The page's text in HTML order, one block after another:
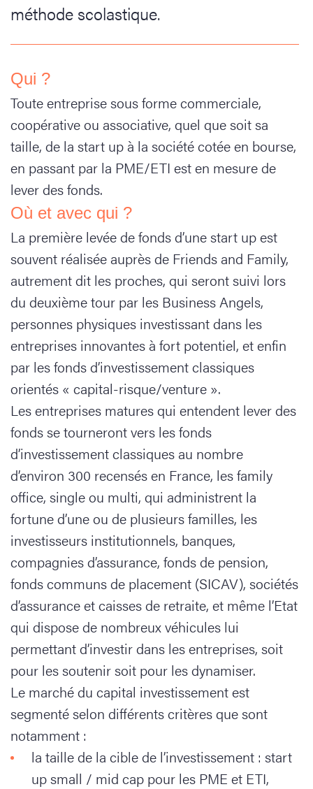
méthode scolastique.
Qui ?
Toute entreprise sous forme commerciale,
coopérative ou associative, quel que soit sa
taille, de la start up à la société cotée en bourse,
en passant par la PME/ETI est en mesure de
lever des fonds.
Où et avec qui ?
La première levée de fonds d’une start up est
souvent réalisée auprès de Friends and Family,
autrement dit les proches, qui seront suivi lors
du deuxième tour par les Business Angels,
personnes physiques investissant dans les
entreprises innovantes à fort potentiel, et enfin
par les fonds d’investissement classiques
orientés « capital-risque/venture ».
Les entreprises matures qui entendent lever des
fonds se tourneront vers les fonds
d’investissement classiques au nombre
d’environ 300 recensés en France, les family
office, single ou multi, qui administrent la
fortune d’une ou de plusieurs familles, les
investisseurs institutionnels, banques,
compagnies d’assurance, fonds de pension,
fonds communs de placement (SICAV), sociétés
d’assurance et caisses de retraite, et même l’Etat
qui dispose de nombreux véhicules lui
permettant d’investir dans les entreprises, soit
pour les soutenir soit pour les dynamiser.
Le marché du capital investissement est
segmenté selon différents critères que sont
notamment :
la taille de la cible de l’investissement : start
up small / mid cap pour les PME et ETI,